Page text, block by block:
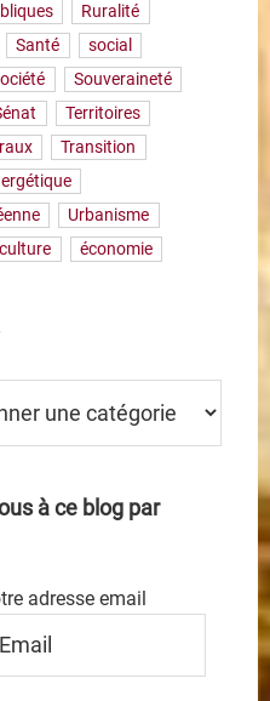
Ruralité
Santé
social
Souveraineté
Territoires
Transition
Urbanisme
économie
à ce blog par
adresse email